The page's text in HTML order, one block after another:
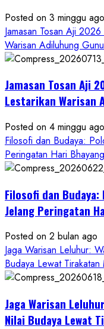
Petilasan
Mohon
Restu
Hayuning
Bawono
Posted on 3 minggu ago
Jamasan Tosan Aji
Warisan Adiluhung
Jamasan Tosan Aji
Lestarikan Warisan
Posted on 4 minggu ago
Filosofi dan Budaya:
Peringatan Hari
Filosofi dan
Jelang Peringatan
Posted on 2 bulan ago
Jaga Warisan Leluhur:
Budaya Lewat
Jaga Warisan
Nilai Budaya Lewat